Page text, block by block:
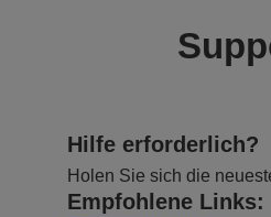
Hilfe erforderlich?
Holen Sie sich die
Empfohlene Links: